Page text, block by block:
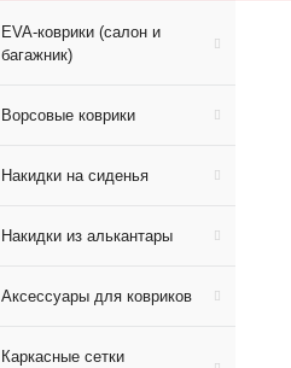
EVA-коврики (салон и
багажник)
Ворсовые коврики
Накидки на сиденья
Накидки из алькантары
Аксессуары для ковриков
Каркасные сетки